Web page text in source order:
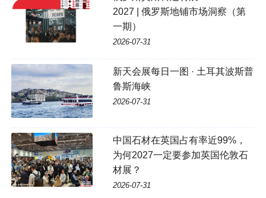
2027 | 俄罗斯地铺市场洞察（第
一期）
2026-07-31
新天会展每日一图 · 土耳其波斯普
鲁斯海峡
2026-07-31
中国石材在英国占有率近99%，
为何2027一定要参加英国伦敦石
材展？
2026-07-31